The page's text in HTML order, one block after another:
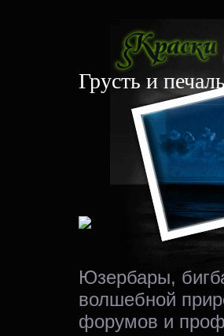
Грусть и
Юзербары,
волшебной
форумов и